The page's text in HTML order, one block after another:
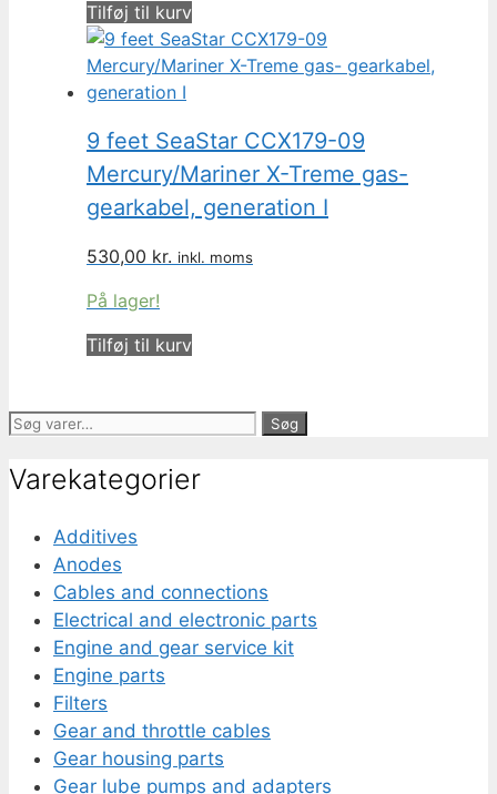
Tilføj til kurv
9 feet SeaStar CCX179-09
Mercury/Mariner X-Treme gas-
gearkabel, generation I
530,00 kr. inkl. moms
På lager!
Tilføj til kurv
Søg
Søg
Varekategorier
Additives
Anodes
Cables and connections
Electrical and electronic parts
Engine and gear service kit
Engine parts
Filters
Gear and throttle cables
Gear housing parts
Gear lube pumps and adapters